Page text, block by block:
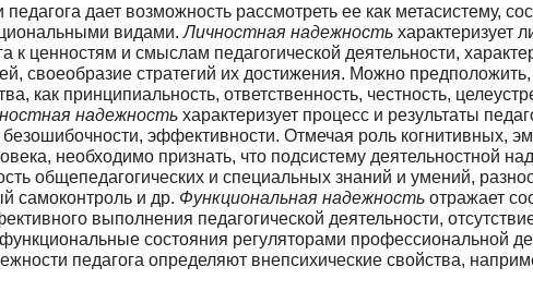
дает возможность рас­смотреть ее как метасистему,
видами.Личностная надежность характеризует
к ценностям и смыслам пе­дагогической деятельности,
своеобразие стратегий их достижения. Можно
как принци­пиальность, ответственность, честность,
надежность характеризует процесс и результа­ты
эффективности. Отмечая роль когнитивных,
необходимо признать, что подсистему дея­тельностной
общепедагогических и специальных знаний и умений,
самоконтроль и др. Функциональная надеж­ность отражает
выполнения педагогической деятельности,
состояния регуляторами про­фессиональной
педагога определяют внепсихические свойства,